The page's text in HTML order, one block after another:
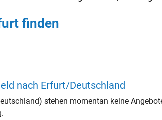
finden
nach Erfurt/Deutschland
stehen momentan keine